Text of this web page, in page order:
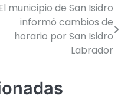
municipio de San Isidro
informó cambios de
horario por San Isidro
Labrador